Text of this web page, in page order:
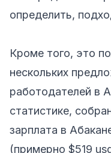
определить,
Кроме того, это
нескольких
работодателей в
статистике,
зарплата в
(примерно $519